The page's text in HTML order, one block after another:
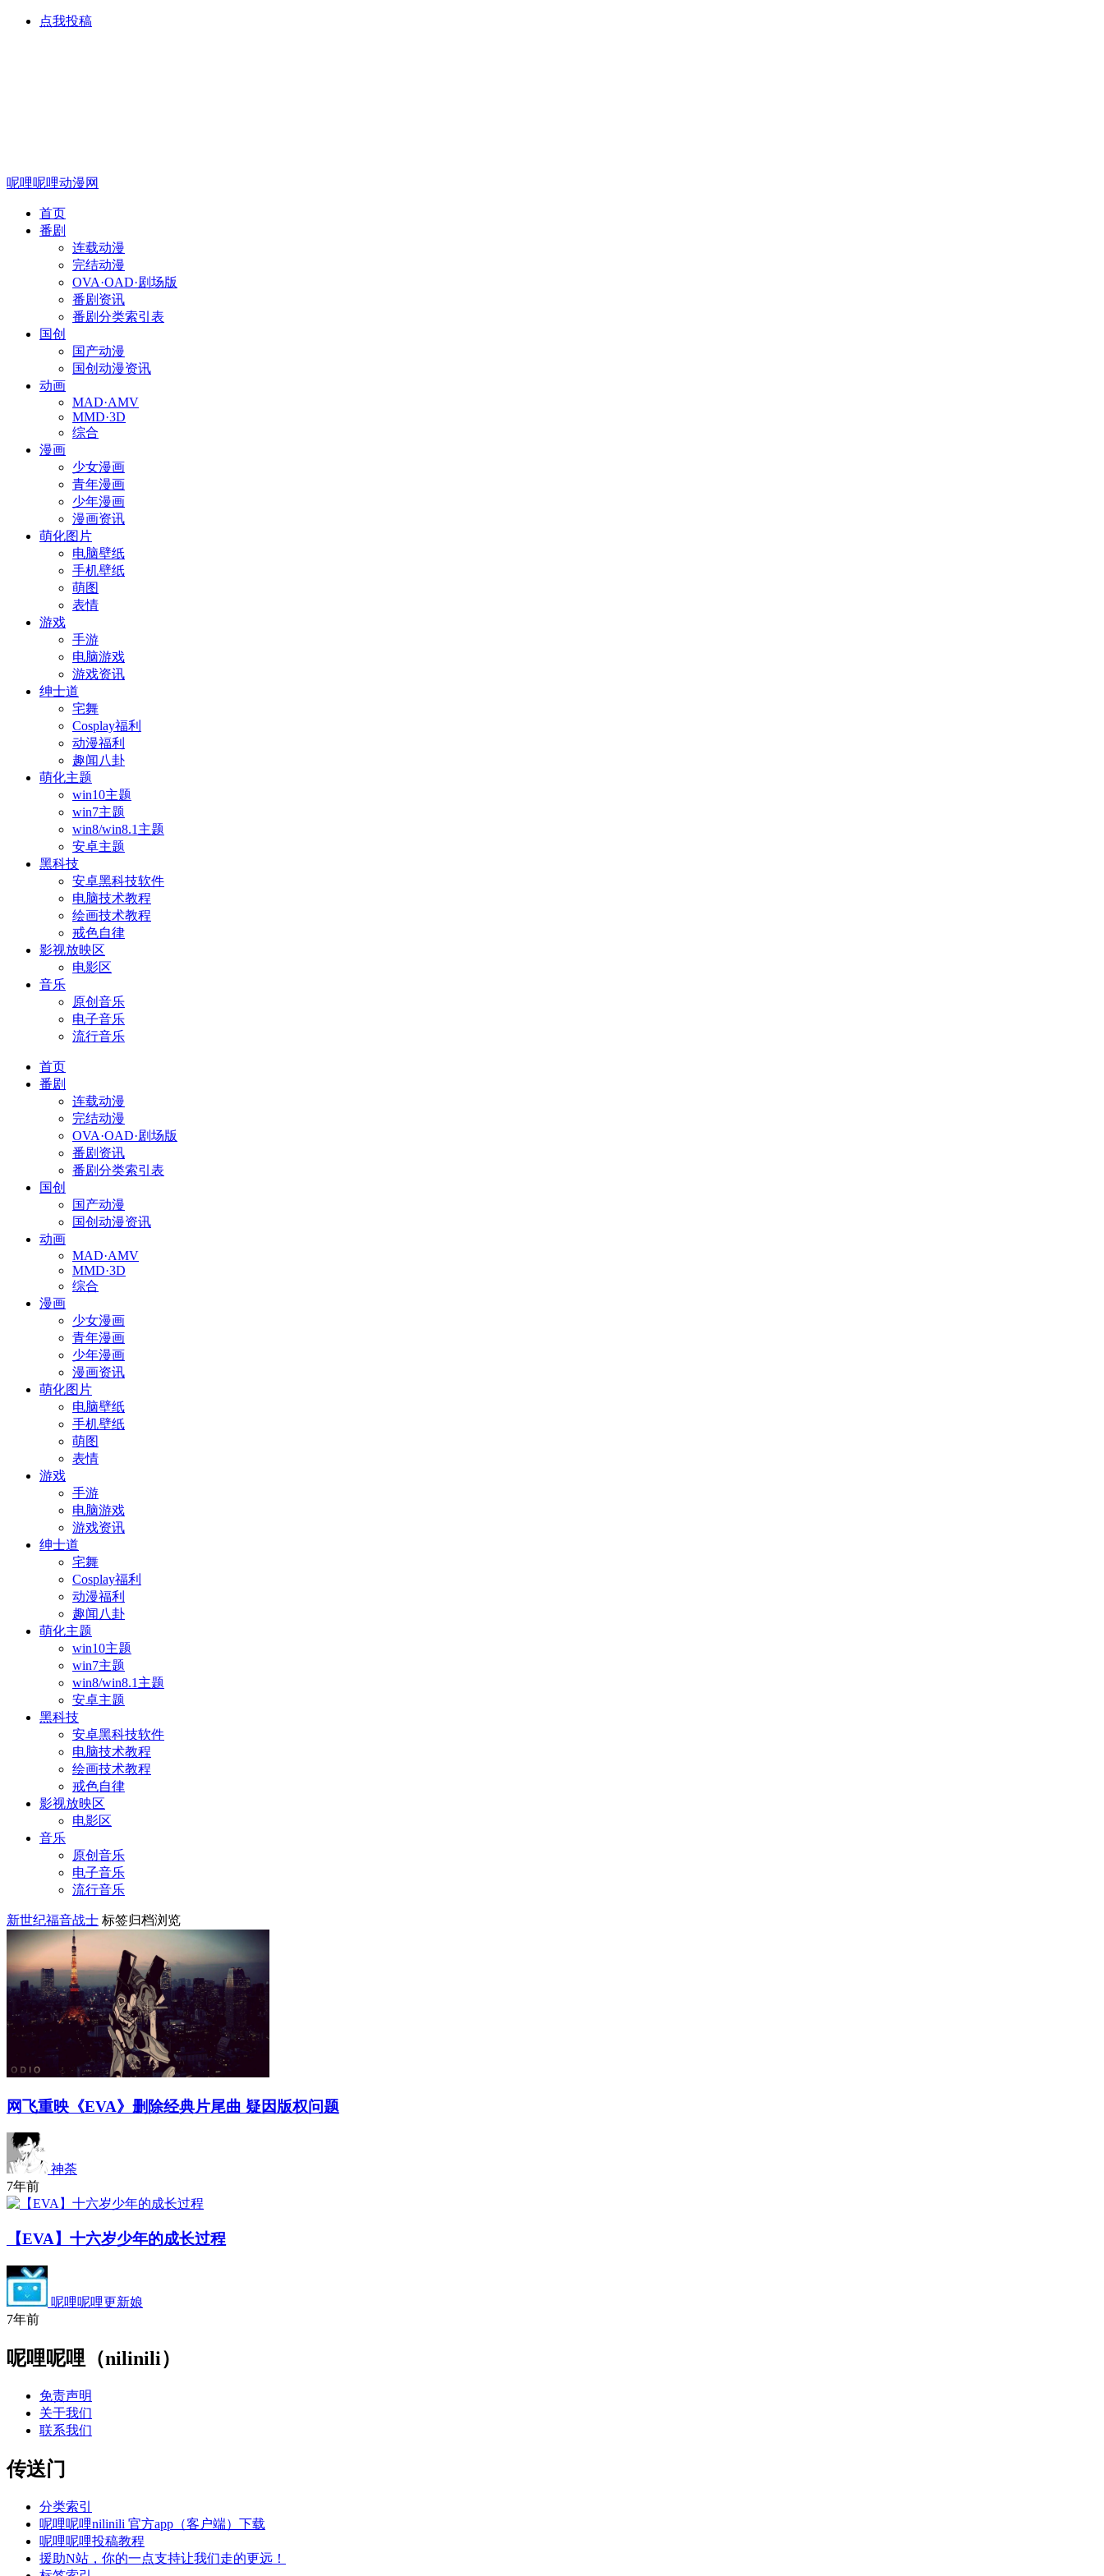
点我投稿
呢哩呢哩动漫网
首页
番剧
连载动漫
完结动漫
OVA·OAD·剧场版
番剧资讯
番剧分类索引表
国创
国产动漫
国创动漫资讯
动画
MAD·AMV
MMD·3D
综合
漫画
少女漫画
青年漫画
少年漫画
漫画资讯
萌化图片
电脑壁纸
手机壁纸
萌图
表情
游戏
手游
电脑游戏
游戏资讯
绅士道
宅舞
Cosplay福利
动漫福利
趣闻八卦
萌化主题
win10主题
win7主题
win8/win8.1主题
安卓主题
黑科技
安卓黑科技软件
电脑技术教程
绘画技术教程
戒色自律
影视放映区
电影区
音乐
原创音乐
电子音乐
流行音乐
首页
番剧
连载动漫
完结动漫
OVA·OAD·剧场版
番剧资讯
番剧分类索引表
国创
国产动漫
国创动漫资讯
动画
MAD·AMV
MMD·3D
综合
漫画
少女漫画
青年漫画
少年漫画
漫画资讯
萌化图片
电脑壁纸
手机壁纸
萌图
表情
游戏
手游
电脑游戏
游戏资讯
绅士道
宅舞
Cosplay福利
动漫福利
趣闻八卦
萌化主题
win10主题
win7主题
win8/win8.1主题
安卓主题
黑科技
安卓黑科技软件
电脑技术教程
绘画技术教程
戒色自律
影视放映区
电影区
音乐
原创音乐
电子音乐
流行音乐
新世纪福音战士 标签归档浏览
网飞重映《EVA》删除经典片尾曲 疑因版权问题
神荼
7年前
【EVA】十六岁少年的成长过程
呢哩呢哩更新娘
7年前
呢哩呢哩（nilinili）
免责声明
关于我们
联系我们
传送门
分类索引
呢哩呢哩nilinili 官方app（客户端）下载
呢哩呢哩投稿教程
援助N站，你的一点支持让我们走的更远！